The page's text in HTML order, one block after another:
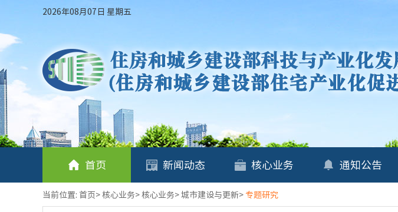
2026年08月07日 星期五
首页 新闻动态 核心业务 通知公告
当前位置: 首页>核心业务>核心业务>城市建设与更新>专题研究